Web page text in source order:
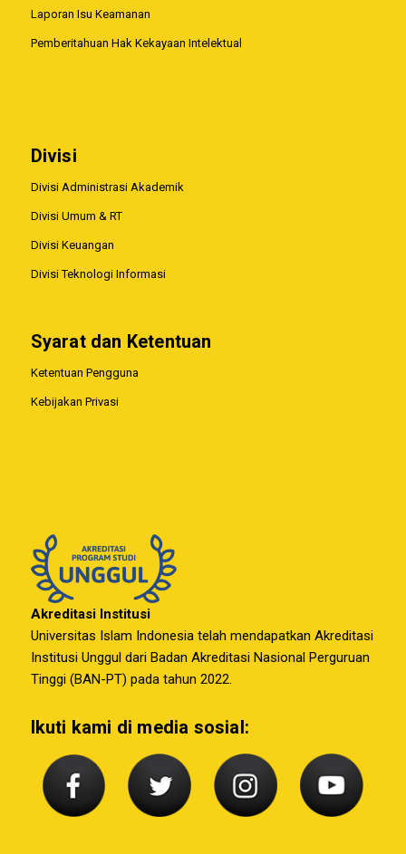
Laporan Isu Keamanan
Pemberitahuan Hak Kekayaan Intelektual
Divisi
Divisi Administrasi Akademik
Divisi Umum & RT
Divisi Keuangan
Divisi Teknologi Informasi
Syarat dan Ketentuan
Ketentuan Pengguna
Kebijakan Privasi
Akreditasi Institusi
Universitas Islam Indonesia telah mendapatkan Akreditasi
Institusi Unggul dari Badan Akreditasi Nasional Perguruan
Tinggi (BAN-PT) pada tahun 2022.
Ikuti kami di media sosial: